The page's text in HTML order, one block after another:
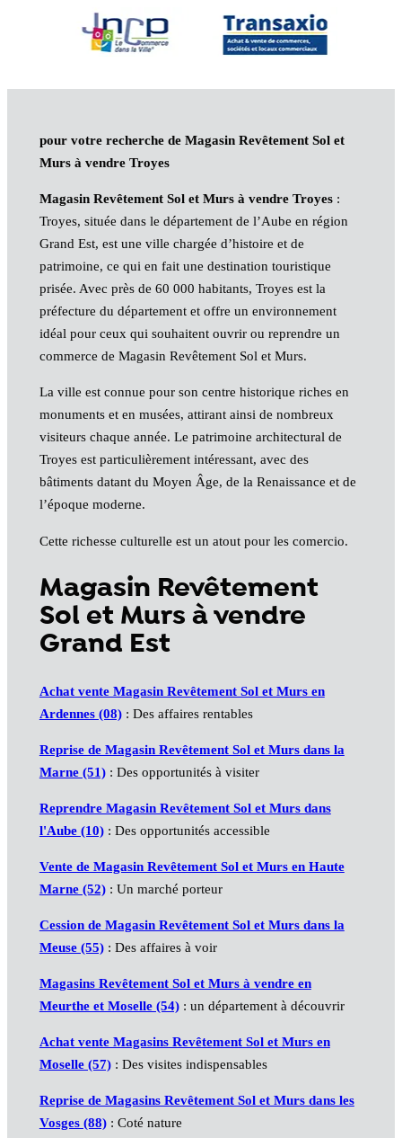
pour votre recherche de Magasin Revêtement Sol et
Murs à vendre Troyes
Magasin Revêtement Sol et Murs à vendre Troyes:
Troyes, située dans le département de l’Aube en région
Grand Est, est une ville chargée d’histoire et de
patrimoine, ce qui en fait une destination touristique
prisée. Avec près de 60 000 habitants, Troyes est la
préfecture du département et offre un environnement
idéal pour ceux qui souhaitent ouvrir ou reprendre un
commerce de Magasin Revêtement Sol et Murs.
La ville est connue pour son centre historique riches en
monuments et en musées, attirant ainsi de nombreux
visiteurs chaque année. Le patrimoine architectural de
Troyes est particulièrement intéressant, avec des
bâtiments datant du Moyen Âge, de la Renaissance et de
l’époque moderne.
Cette richesse culturelle est un atout pour les comercio.
Magasin Revêtement
Sol et Murs à vendre
Grand Est
Achat vente Magasin Revêtement Sol et Murs en
Ardennes (08): Des affaires rentables
Reprise de Magasin Revêtement Sol et Murs dans la
Marne (51): Des opportunités à visiter
Reprendre Magasin Revêtement Sol et Murs dans
l'Aube (10): Des opportunités accessible
Vente de Magasin Revêtement Sol et Murs en Haute
Marne (52): Un marché porteur
Cession de Magasin Revêtement Sol et Murs dans la
Meuse (55): Des affaires à voir
Magasins Revêtement Sol et Murs à vendre en
Meurthe et Moselle (54): un département à découvrir
Achat vente Magasins Revêtement Sol et Murs en
Moselle (57): Des visites indispensables
Reprise de Magasins Revêtement Sol et Murs dans les
Vosges (88): Coté nature